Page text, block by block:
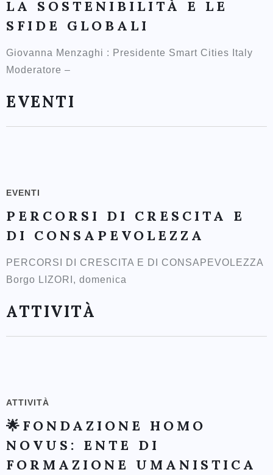
LA SOSTENIBILITÀ E LE
SFIDE GLOBALI
Giovanna Menzaghi : Presidente Smart Cities Italy
Moderatore –
EVENTI
EVENTI
PERCORSI DI CRESCITA E
DI CONSAPEVOLEZZA
PERCORSI DI CRESCITA E DI CONSAPEVOLEZZA
Borgo LIZORI, domenica
ATTIVITÀ
ATTIVITÀ
🌟FONDAZIONE HOMO
NOVUS: ENTE DI
FORMAZIONE UMANISTICA